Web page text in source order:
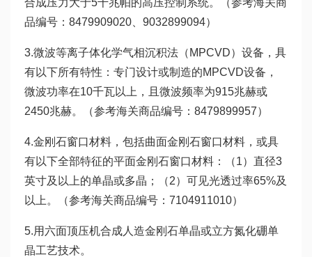
合成压力大于5千兆帕的高压控制系统。（参考海关商
品编号：8479909020、9032899094）
3.微波等离子体化学气相沉积法（MPCVD）设备，具
有以下所有特性：专门设计或制造的MPCVD设备，
微波功率在10千瓦以上，且微波频率为915兆赫或
2450兆赫。（参考海关商品编号：8479899957）
4.金刚石窗口材料，包括曲面金刚石窗口材料，或具
有以下全部特征的平面金刚石窗口材料：（1）直径3
英寸及以上的单晶或多晶；（2）可见光透过率65%及
以上。（参考海关商品编号：7104911010）
5.用六面顶压机合成人造金刚石单晶或立方氮化硼单
晶工艺技术。